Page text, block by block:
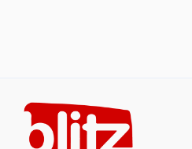
content